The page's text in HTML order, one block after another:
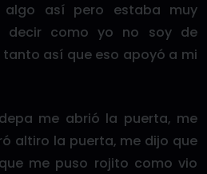
algo así pero estaba muy
decir como yo no soy de
así que eso apoyó a mi
me abrió la puerta, me
altiro la puerta, me dijo que
me puso rojito como vio